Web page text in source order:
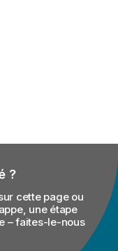
?
cette page ou
une étape
– faites-le-nous